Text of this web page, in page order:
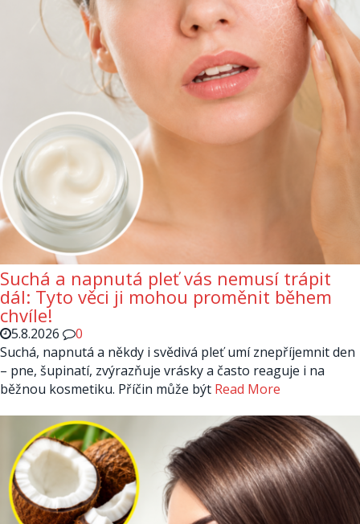
Suchá a napnutá pleť vás nemusí trápit
dál: Tyto věci ji mohou proměnit během
chvíle!
5.8.2026
0
Suchá, napnutá a někdy i svědivá pleť umí znepříjemnit den
– pne, šupinatí, zvýrazňuje vrásky a často reaguje i na
běžnou kosmetiku. Příčin může být Read More